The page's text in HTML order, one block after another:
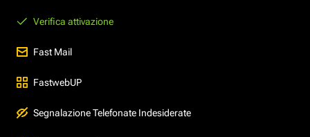
Verifica attivazione
Fast Mail
FastwebUP
Segnalazione Telefonate Indesiderate